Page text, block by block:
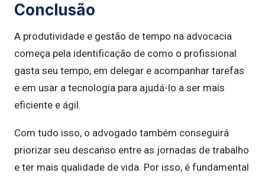
Conclusão
A produtividade e gestão de tempo na advocacia
começa pela identificação de como o profissional
gasta seu tempo, em delegar e acompanhar tarefas
e em usar a tecnologia para ajudá-lo a ser mais
eficiente e ágil.
Com tudo isso, o advogado também conseguirá
priorizar seu descanso entre as jornadas de trabalho
e ter mais qualidade de vida. Por isso, é fundamental